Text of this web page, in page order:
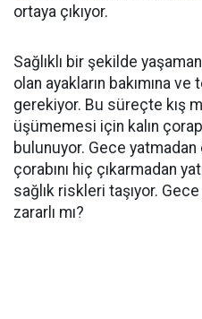
ortaya çıkıyor.
Sağlıklı bir şekilde
olan ayakların bakımına
gerekiyor. Bu süreçte kış
üşümemesi için kalın
bulunuyor. Gece
çorabını hiç çıkarmadan
sağlık riskleri taşıyor.
zararlı mı?